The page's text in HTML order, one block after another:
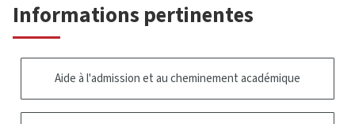
Informations pertinentes
Aide à l'admission et au cheminement académique